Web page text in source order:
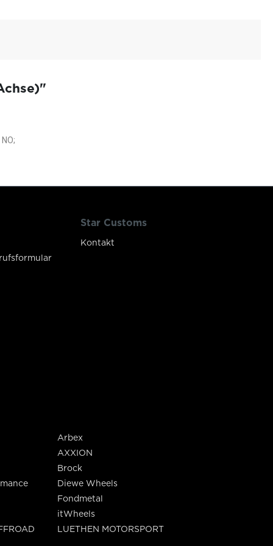
Star Customs
Kontakt
Arbex
AXXION
Brock
Diewe Wheels
Fondmetal
itWheels
LUETHEN MOTORSPORT